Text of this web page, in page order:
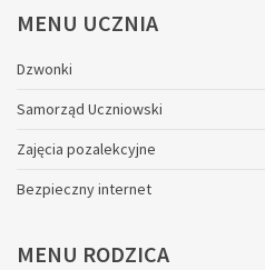
MENU UCZNIA
Dzwonki
Samorząd Uczniowski
Zajęcia pozalekcyjne
Bezpieczny internet
MENU RODZICA